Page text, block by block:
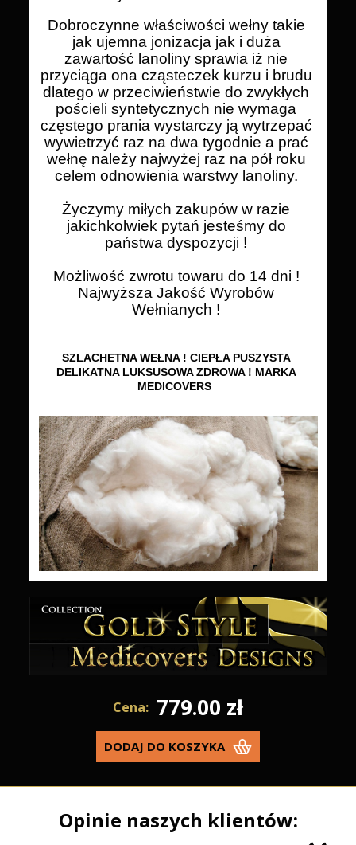
Dobroczynne właściwości wełny takie
jak ujemna jonizacja jak i duża
zawartość lanoliny sprawia iż nie
przyciąga ona cząsteczek kurzu i brudu
dlatego w przeciwieństwie do zwykłych
pościeli syntetycznych nie wymaga
częstego prania wystarczy ją wytrzepać
wywietrzyć raz na dwa tygodnie a prać
wełnę należy najwyżej raz na pół roku
celem odnowienia warstwy lanoliny.
Życzymy miłych zakupów w razie
jakichkolwiek pytań jesteśmy do
państwa dyspozycji !
Możliwość zwrotu towaru do 14 dni !
Najwyższa Jakość Wyrobów
Wełnianych !
SZLACHETNA WEŁNA ! CIEPŁA PUSZYSTA
DELIKATNA LUKSUSOWA ZDROWA ! MARKA
MEDICOVERS
Cena: 779.00 zł
DODAJ DO KOSZYKA
Opinie naszych klientów: